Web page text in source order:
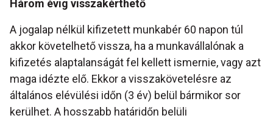
Három évig visszakérthető
A jogalap nélkül kifizetett munkabér 60 napon túl
akkor követelhető vissza, ha a munkavállalónak a
kifizetés alaptalanságát fel kellett ismernie, vagy azt
maga idézte elő. Ekkor a visszakövetelésre az
általános elévülési időn (3 év) belül bármikor sor
kerülhet. A hosszabb határidőn belüli